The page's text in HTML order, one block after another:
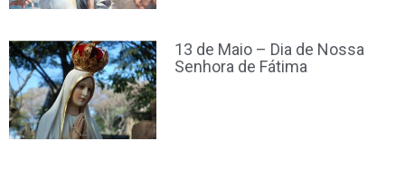
13 de Maio – Dia de Nossa
Senhora de Fátima